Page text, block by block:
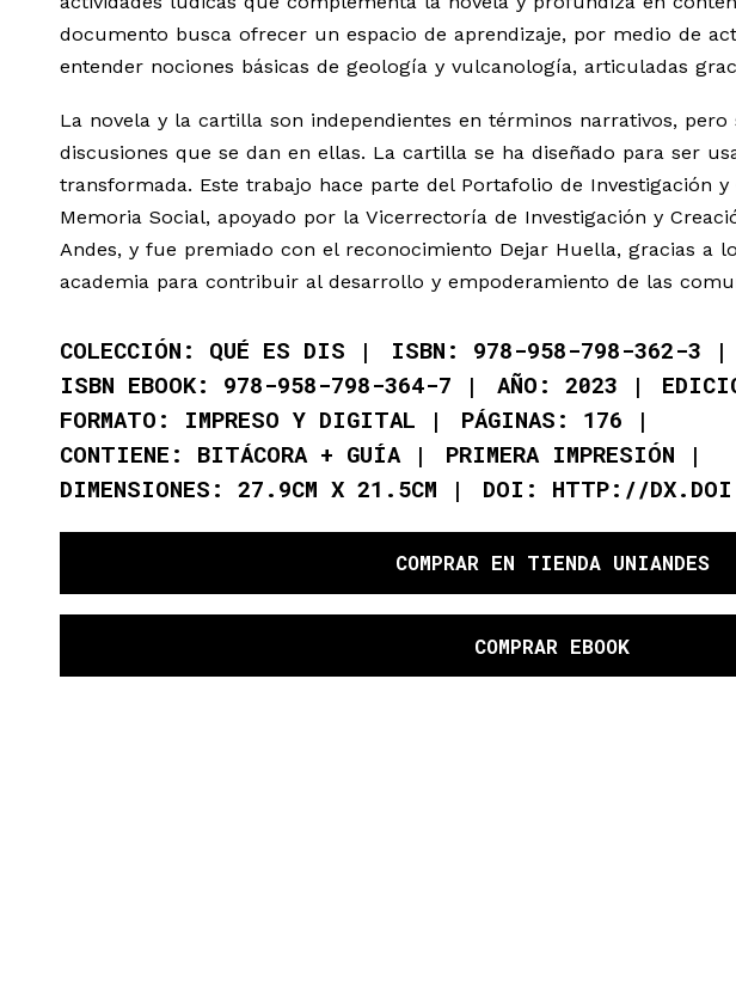
documento busca ofrecer un espacio de aprendizaje, por medio de
entender nociones básicas de geología y vulcanología, articuladas
La novela y la cartilla son independientes en términos narrativos,
discusiones que se dan en ellas. La cartilla se ha diseñado para ser
transformada. Este trabajo hace parte del Portafolio de Investigación
Memoria Social, apoyado por la Vicerrectoría de Investigación y
Andes, y fue premiado con el reconocimiento Dejar Huella, gracias a
academia para contribuir al desarrollo y empoderamiento de las
COLECCIÓN: QUÉ ES DIS
ISBN: 978-958-798-362-3
ISBN EBOOK: 978-958-798-364-7
AÑO: 2023
FORMATO: IMPRESO Y DIGITAL
PÁGINAS: 176
CONTIENE: BITÁCORA + GUÍA
PRIMERA IMPRESIÓN
DIMENSIONES: 27.9CM X 21.5CM
DOI: HTTP://
COMPRAR EN TIENDA UNIANDES
COMPRAR EBOOK